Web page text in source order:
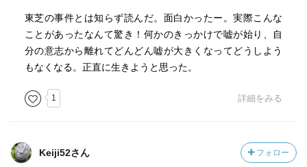
東芝の事件とは知らず読んだ。面白かったー。実際こんな
ことがあったなんて驚き！何かのきっかけで嘘が始り、自
分の意志から離れてどんどん嘘が大きくなってどうしよう
もなくなる。正直に生きようと思った。
1 詳細をみる
Keiji52さん フォロー